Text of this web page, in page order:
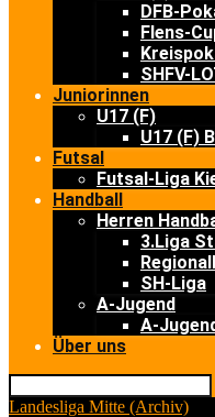
DFB-
Flens-
SHFV-
Juniorinnen
U17 (F)
U17 (F)
Futsal
Futsal-Liga
Handball
Herren
3.Liga
SH-Liga
A-Jugend
A-
Über uns
Landesliga Mitte (Archiv)